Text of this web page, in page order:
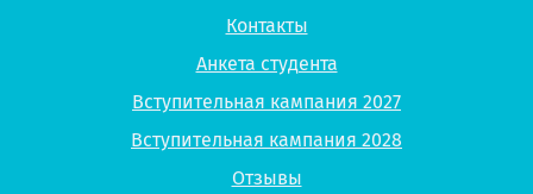
Контакты
Анкета студента
Вступительная кампания 2027
Вступительная кампания 2028
Отзывы